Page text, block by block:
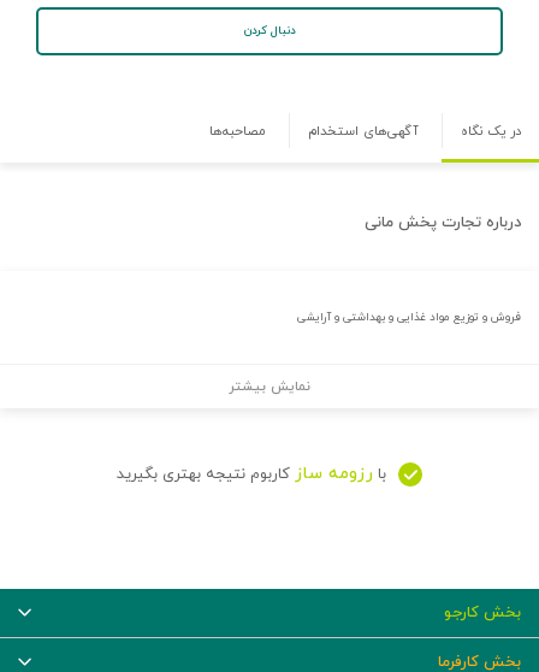
دنبال کردن
در یک نگاه آگهی‌های استخدام مصاحبه‌ها
درباره تجارت پخش مانی
فروش و توزیع مواد غذایی و بهداشتی و آرایشی
نمایش بیشتر
با رزومه ساز کاربوم نتیجه بهتری بگیرید
بخش کارجو
بخش کارفرما